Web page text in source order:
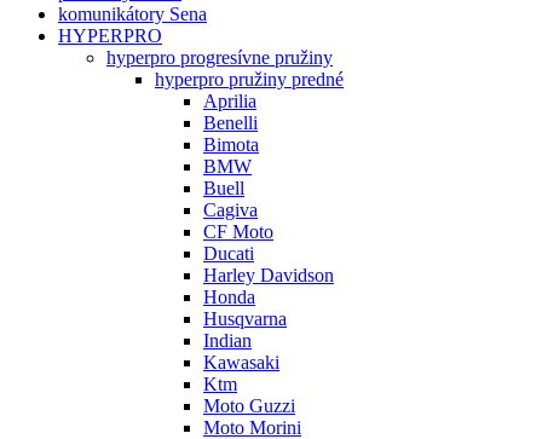
komunikátory Sena
HYPERPRO
hyperpro progresívne pružiny
hyperpro pružiny predné
Aprilia
Benelli
Bimota
BMW
Buell
Cagiva
CF Moto
Ducati
Harley Davidson
Honda
Husqvarna
Indian
Kawasaki
Ktm
Moto Guzzi
Moto Morini